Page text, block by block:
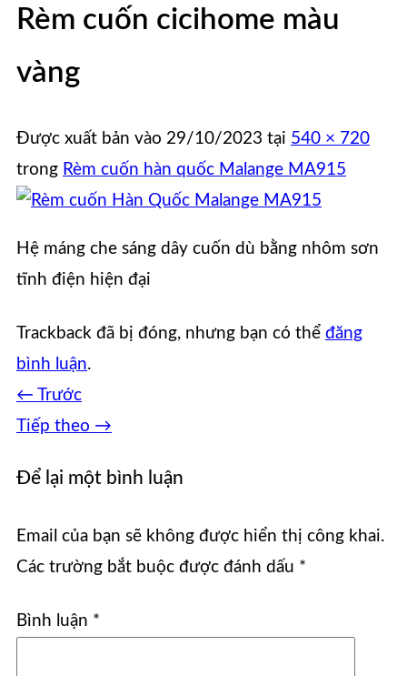
Rèm cuốn cicihome màu
vàng
Được xuất bản vào 29/10/2023 tại 540 × 720
trong Rèm cuốn hàn quốc Malange MA915
Hệ máng che sáng dây cuốn dù bằng nhôm sơn
tĩnh điện hiện đại
Trackback đã bị đóng, nhưng bạn có thể đăng
bình luận.
← Trước
Tiếp theo →
Để lại một bình luận
Email của bạn sẽ không được hiển thị công khai.
Các trường bắt buộc được đánh dấu *
Bình luận *